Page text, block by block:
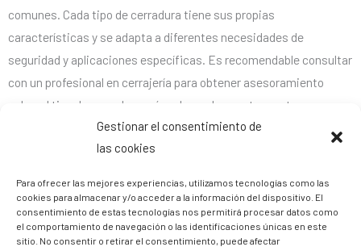
Gestionar el consentimiento de
las cookies
Para ofrecer las mejores experiencias, utilizamos tecnologías como las
cookies para almacenar y/o acceder a la información del dispositivo. El
consentimiento de estas tecnologías nos permitirá procesar datos como
el comportamiento de navegación o las identificaciones únicas en este
sitio. No consentir o retirar el consentimiento, puede afectar
comunes. Cada tipo de cerradura tiene sus propias
características y se adapta a diferentes necesidades de
seguridad y aplicaciones específicas. Es recomendable consultar
con un profesional en cerrajería para obtener asesoramiento
sobre el tipo de cerradura más adecuado para tu puerta y
requisitos de seguridad.
5/5 - (1 voto)
Tabla de contenidos